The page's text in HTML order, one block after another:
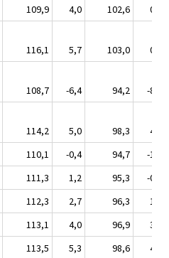
109,9 4,0 102,6
0,6
116,1 5,7 103,0
0,4
108,7 -6,4 94,2
-8,6
114,2 5,0 98,3
4,3
110,1 -0,4 94,7
-1,7
111,3 1,2 95,3
-0,9
112,3 2,7 96,3
1,9
113,1 4,0 96,9
3,0
113,5 5,3 98,6
4,7